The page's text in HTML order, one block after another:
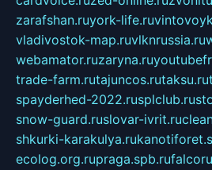
zarafshan.ruyork-life.ru
vladivostok-map.ruvlknrussia.ru
webamator.ruzaryna.ru
trade-farm.rutajuncos.rutaksu.ru
spayderhed-2022.rusplclub.ru
snow-guard.ruslovar-ivrit.ru
shkurki-karakulya.ru
ecolog.org.rupraga.spb.ru